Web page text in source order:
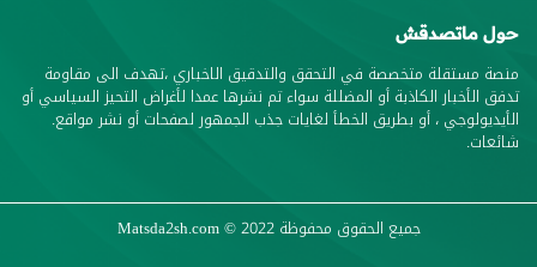
حول ماتصدقش
منصة مستقلة متخصصة في التحقق والتدقيق الاخباري ،تهدف الى مقاومة
تدفق الأخبار الكاذبة أو المضللة سواء تم نشرها عمدا لأغراض التحيز السياسي أو
الأيديولوجي ، أو بطريق الخطأ لغايات جذب الجمهور لصفحات أو نشر مواقع.
شائعات.
جميع الحقوق محفوظة Matsda2sh.com© 2022